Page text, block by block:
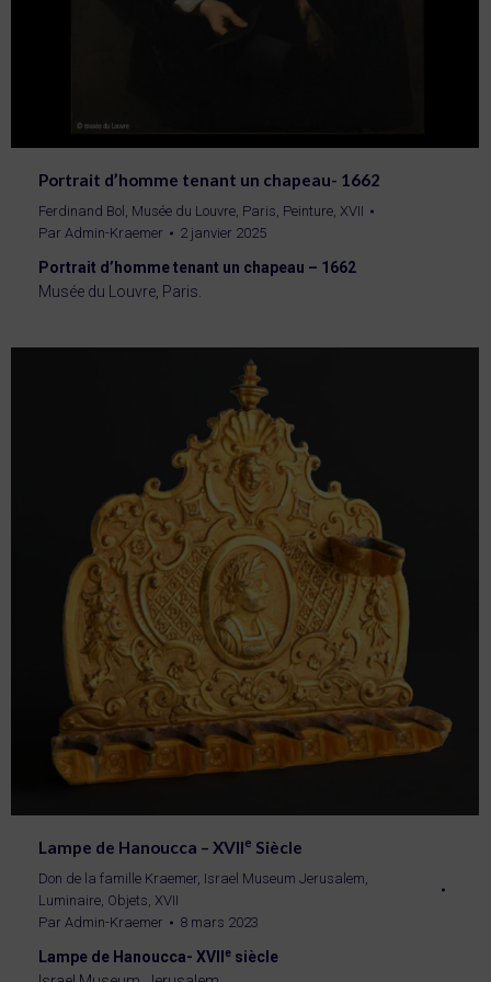
Portrait d’homme tenant un chapeau- 1662
Ferdinand Bol , Musée du Louvre, Paris, Peinture, XVII
Par Admin-Kraemer 2 janvier 2025
Portrait d’homme tenant un chapeau – 1662
Musée du Louvre, Paris.
Lampe de Hanoucca – XVIIe Siècle
Don de la famille Kraemer, Israel Museum Jerusalem,
Luminaire, Objets, XVII
Par Admin-Kraemer 8 mars 2023
Lampe de Hanoucca- XVII e siècle